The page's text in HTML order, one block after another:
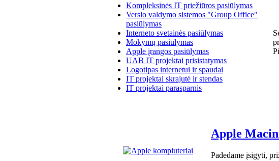
Kompleksinės IT priežiūros pasiūlymas
Verslo valdymo sistemos "Group Office"
pasiūlymas
Interneto svetainės pasiūlymas
Mokymų pasiūlymas
Apple įrangos pasiūlymas
UAB IT projektai prisistatymas
Logotipas internetui ir spaudai
IT projektai skrajutė ir stendas
IT projektai parasparnis
Apple
Padedame įsigyti,